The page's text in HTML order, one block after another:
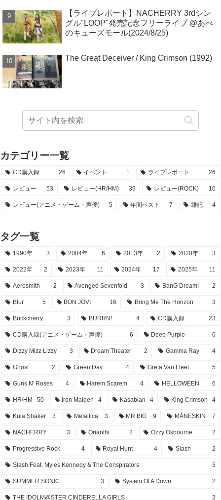
【ライブレポート】NACHERRY 3rdシン
グル"LOOP"発売記念フリーライブ @あべ
のキューズモール(2024/8/25)
The Great Deceiver / King Crimson (1992)
カテゴリー一覧
CD購入録 26 イベント 1 ライブレポート 26
レビュー 53 レビュー(HR/HM) 39 レビュー(ROCK) 10
レビュー(アニメ・ゲーム・声優) 5 年間ベスト 7 雑記 4
タグ一覧
1990年 3 2004年 6 2013年 2 2020年 3
2022年 2 2023年 11 2024年 17 2025年 11
Aerosmith 2 Avenged Sevenfold 3 BanG Dream! 2
Blur 5 BON JOVI 16 Bring Me The Horizon 3
Buckcherry 3 BURRN! 4 CD購入録 23
CD購入録(アニメ・ゲーム・声優) 6 Deep Purple 6
Dizzy Mizz Lizzy 3 Dream Theater 2 Gamma Ray 4
Ghost 2 Green Day 4 Greta Van Fleet 5
Guns N' Roses 4 Harem Scarem 4 HELLOWEEN 6
HR/HM 50 Iron Maiden 4 Kasabian 4 King Crimson 4
Kula Shaker 3 Metallica 3 MR.BIG 9 MÅNESKIN 7
NACHERRY 3 Orianthi 2 Ozzy Osbourne 2
Progressive Rock 4 Royal Hunt 4 Slash 2
Slash Feat. Myles Kennedy & The Conspirators 5
SUMMER SONIC 3 System Of A Down 2
THE IDOLM@STER CINDERELLA GIRLS 3